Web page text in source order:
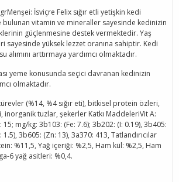
İsviçre Felix sığır etli yetişkin kedi
bulunan vitamin ve mineraller sayesinde kedinizin
güçlenmesine destek vermektedir. Yaş
sayesinde yüksek lezzet oranına sahiptir. Kedi
alımını arttırmaya yardımcı olmaktadır.
yeme konusunda seçici davranan kedinizin
olmaktadır.
(%14, %4 sığır eti), bitkisel protein özleri,
inorganik tuzlar, şekerler Katkı MaddeleriVit A:
15; mg/kg: 3b103: (Fe: 7.6); 3b202: (I: 0.19), 3b405:
1.5), 3b605: (Zn: 13), 3a370: 413, Tatlandırıcılar
%11,5, Yağ içeriği: %2,5, Ham kül: %2,5, Ham
6 yağ asitleri: %0,4.